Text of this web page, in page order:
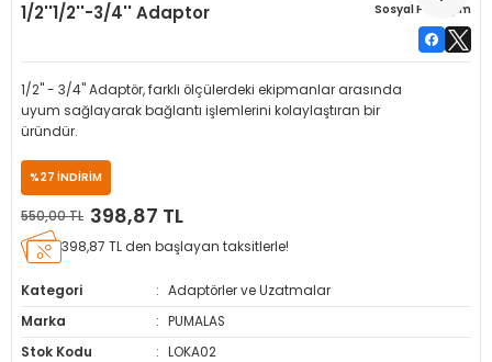
Dolgu Lastikleri
Dolgu Lastikleri
İç Lastikleri
İç Lastikleri
& Sibop İlaveleri
Kapağı
Tüpü
& Spreyler
Yedek Parçaları
1/2''1/2''-3/4'' Adaptor Sosyal Paylaşım
1/2'' - 3/4'' Adaptör, farklı ölçülerdeki ekipmanlar arasında
uyum sağlayarak bağlantı işlemlerini kolaylaştıran bir
üründür.
%27 İNDİRİM
550,00 TL 398,87 TL
398,87 TL den başlayan taksitlerle!
Kategori
Adaptörler ve Uzatmalar
Marka
PUMALAS
Stok Kodu
LOKA02